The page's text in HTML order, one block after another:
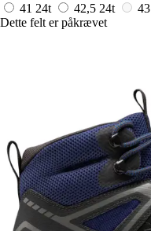
41 24t 42,5 24t 43
Dette felt er påkrævet